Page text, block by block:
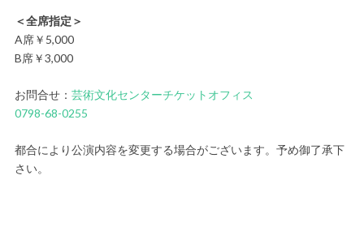
＜全席指定＞
A席￥5,000
B席￥3,000
お問合せ： 芸術文化センターチケットオフィス
0798-68-0255
都合により公演内容を変更する場合がございます。予め御了承下
さい。